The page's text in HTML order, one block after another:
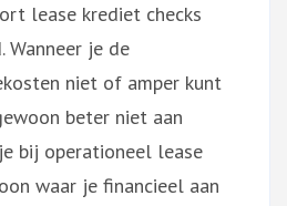
lease krediet checks
Wanneer je de
niet of amper kunt
beter niet aan
bij operationeel lease
waar je financieel aan